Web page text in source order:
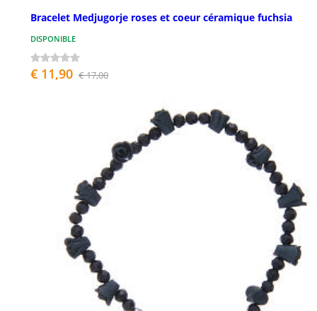
Bracelet Medjugorje roses et coeur céramique fuchsia
DISPONIBLE
€ 11,90 € 17,00